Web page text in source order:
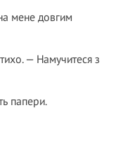
мене довгим
— Намучитеся з
папери.